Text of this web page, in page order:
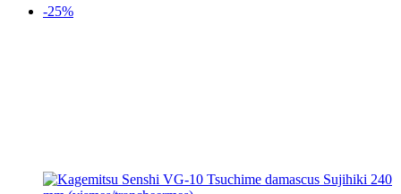
-25%